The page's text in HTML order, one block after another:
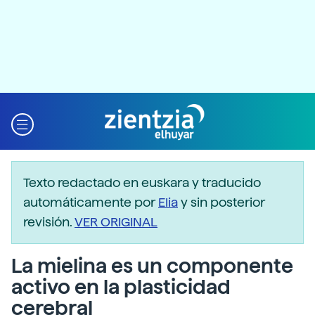
Texto redactado en euskara y traducido
automáticamente porEliay sin posterior
revisión.VER ORIGINAL
La mielina es un componente
activo en la plasticidad
cerebral